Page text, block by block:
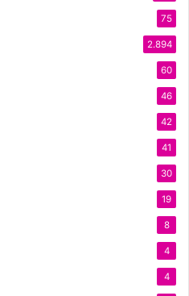
75
2.894
60
46
42
41
30
19
8
4
4